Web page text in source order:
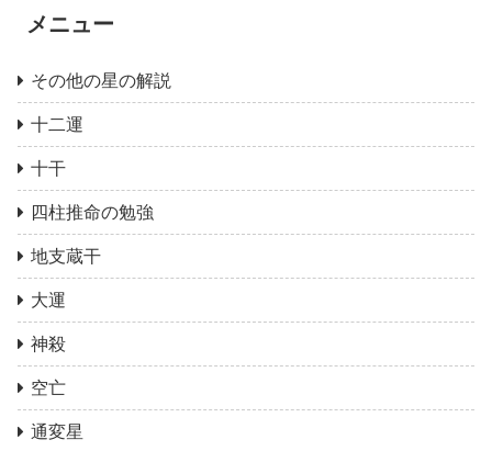
メニュー
その他の星の解説
十二運
十干
四柱推命の勉強
地支蔵干
大運
神殺
空亡
通変星